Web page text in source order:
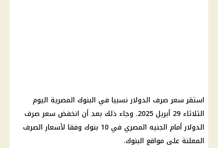
استقر سعر صرف الدولار نسبيا في البنوك المصرية اليوم
الثلاثاء 29 أبريل 2025. وجاء ذلك بعد أن انخفض سعر صرف
الدولار أمام الجنيه المصري في 10 بنوك وفقا لأسعار الصرف
المعلنة على مواقع البنوك.